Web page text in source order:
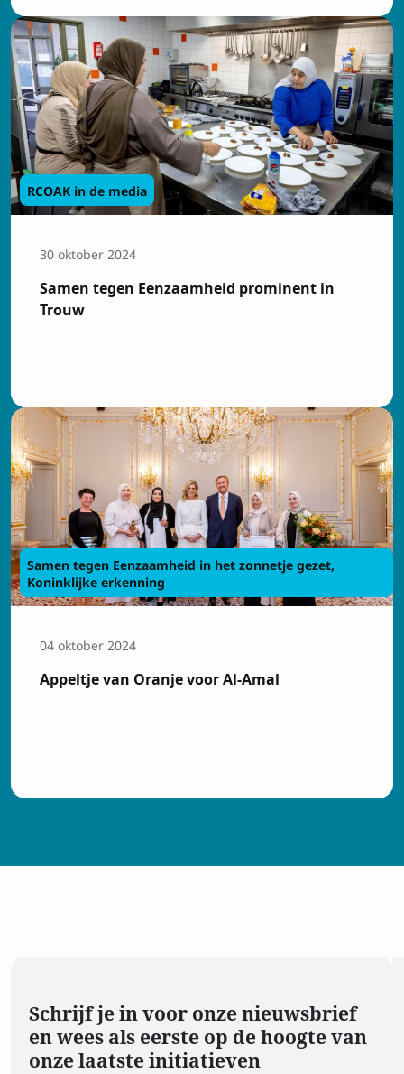
RCOAK in de media
30 oktober 2024
Samen tegen Eenzaamheid prominent in
Trouw
Samen tegen Eenzaamheid in het zonnetje gezet,
Koninklijke erkenning
04 oktober 2024
Appeltje van Oranje voor Al-Amal
Schrijf je in voor onze nieuwsbrief
en wees als eerste op de hoogte van
onze laatste initiatieven
Inschrijven op de
nieuwsbrief
Voornaam
Achtenaam
Inschrijven